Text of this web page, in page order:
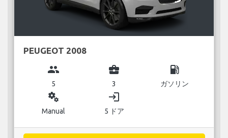
PEUGEOT 2008
group
5
business_center
3
local_gas_station
ガソリン
miscellaneous_services
Manual
login
5 ドア